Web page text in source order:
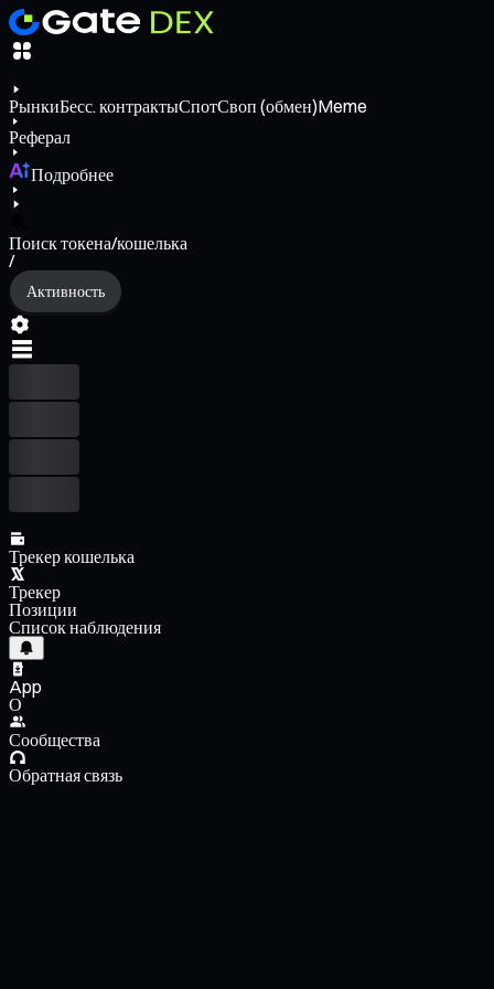
РынкиБесс. контрактыСпотСвоп (обмен)Meme
Реферал
Подробнее
Поиск токена/кошелька
/
Активность
Трекер кошелька
Трекер
Позиции
Список наблюдения
App
О
Сообщества
Обратная связь